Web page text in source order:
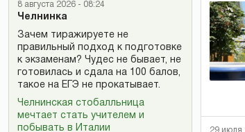
8 августа 2026 - 08:24
Челнинка
Зачем тиражируете не
правильный подход к подготовке
к экзаменам? Чудес не бывает, не
готовилась и сдала на 100 балов,
такое на ЕГЭ не прокатывает.
Челнинская стобалльница
мечтает стать учителем и
побывать в Италии
29 июля